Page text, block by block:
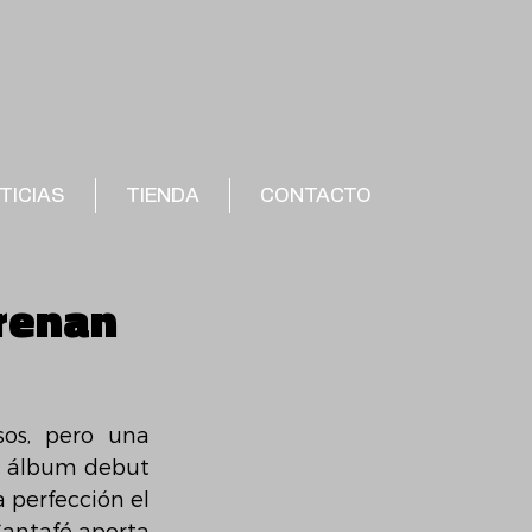
TIENDA CONTACTO
pero una
álbum debut
perfección el